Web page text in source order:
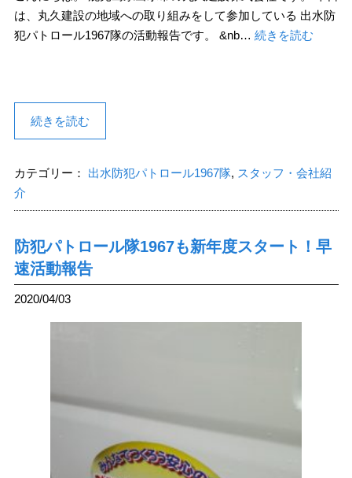
は、丸久建設の地域への取り組みをして参加している 出水防
犯パトロール1967隊の活動報告です。 &nb… 続きを読む
続きを読む
カテゴリー： 出水防犯パトロール1967隊, スタッフ・会社紹
介
防犯パトロール隊1967も新年度スタート！早
速活動報告
2020/04/03